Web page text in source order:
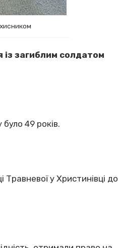
із загиблим солдатом
49 років.
у Христинівці до